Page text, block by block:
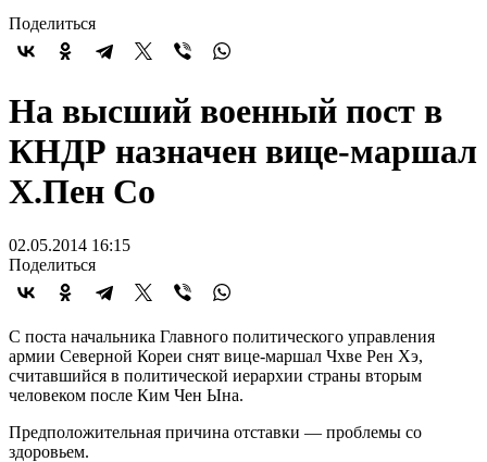
Поделиться
На высший военный пост в
КНДР назначен вице-маршал
Х.Пен Со
02.05.2014 16:15
Поделиться
С поста начальника Главного политического управления
армии Северной Кореи снят вице-маршал Чхве Рен Хэ,
считавшийся в политической иерархии страны вторым
человеком после Ким Чен Ына.
Предположительная причина отставки — проблемы со
здоровьем.